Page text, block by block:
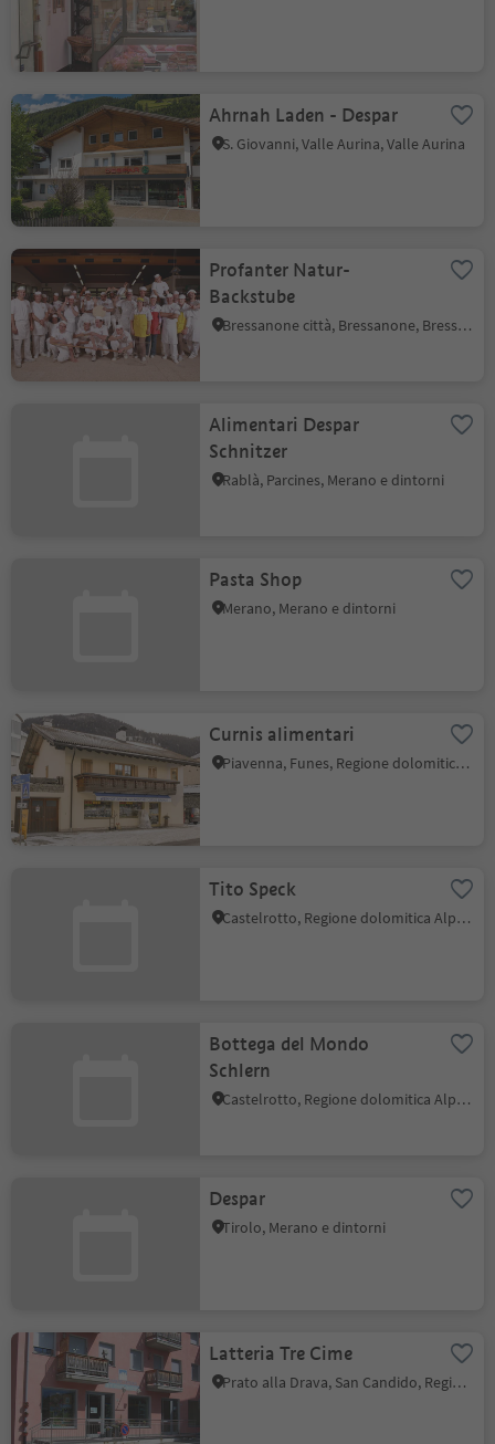
Ahrnah Laden - Despar
S. Giovanni, Valle Aurina, Valle Aurina
Profanter Natur-
Backstube
Bressanone città, Bressanone, Bressanone e dintorni
Alimentari Despar
Schnitzer
Rablà, Parcines, Merano e dintorni
Pasta Shop
Merano, Merano e dintorni
Curnis alimentari
Piavenna, Funes, Regione dolomitica Luson Val di Funes
Tito Speck
Castelrotto, Regione dolomitica Alpe di Siusi
Bottega del Mondo
Schlern
Castelrotto, Regione dolomitica Alpe di Siusi
Despar
Tirolo, Merano e dintorni
Latteria Tre Cime
Prato alla Drava, San Candido, Regione dolomitica 3 Cime